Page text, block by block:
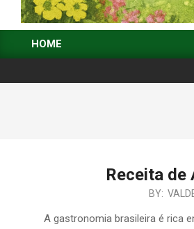
CASA
E
JARDIM:
DECORAÇÃO,
JARDINAGEM
Primary
Menu
HOME
Receita de
BY:
A gastronomia brasileira é rica